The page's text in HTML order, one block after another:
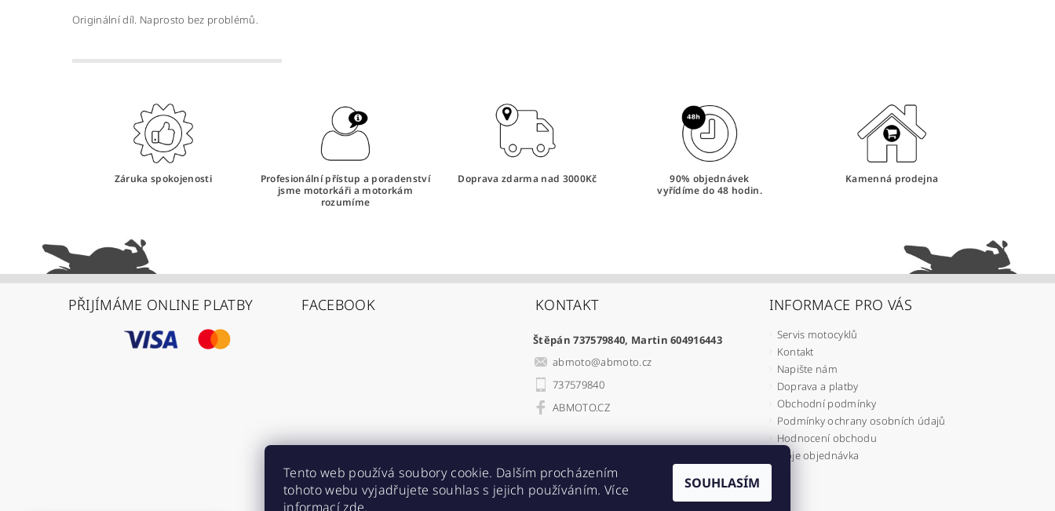
Originální díl. Naprosto bez problémů.
Záruka spokojenosti
Profesionální přístup a poradenství
jsme motorkáři a motorkám
rozumíme
Doprava zdarma nad 3000Kč
90% objednávek
vyřídíme do 48 hodin.
Kamenná prodejna
PŘIJÍMÁME ONLINE PLATBY FACEBOOK KONTAKT
Štěpán 737579840, Martin 604916443
abmoto@abmoto.cz
737579840
ABMOTO.CZ
INFORMACE PRO VÁS
Servis motocyklů
Kontakt
Napište nám
Doprava a platby
Obchodní podmínky
Podmínky ochrany osobních údajů
Hodnocení obchodu
Moje objednávka
Acebikes bezpečná přeprava, parkování motocyklů a skútrů
Tento web používá soubory cookie. Dalším procházením
tohoto webu vyjadřujete souhlas s jejich používáním. Více
informací zde.
SOUHLASÍM